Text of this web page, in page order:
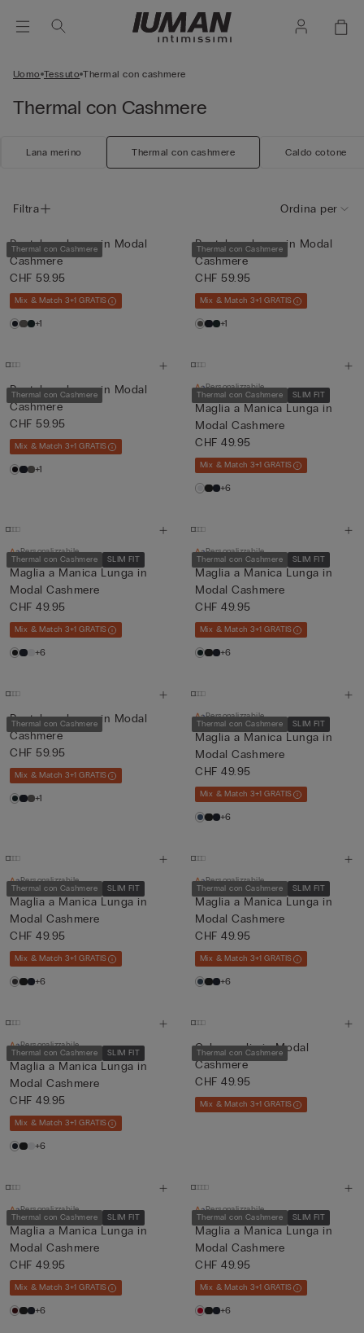
Uomo Tessuto Thermal con cashmere
Thermal con Cashmere
Lana merino Thermal con cashmere Caldo cotone
Filtra Ordina per
Thermal con Cashmere
Pantalone lungo in Modal
Cashmere
CHF 59.95
Mix & Match 3+1 GRATIS
+1
Thermal con Cashmere
Pantalone lungo in Modal
Cashmere
CHF 59.95
Mix & Match 3+1 GRATIS
+1
Thermal con Cashmere
Pantalone lungo in Modal
Cashmere
CHF 59.95
Mix & Match 3+1 GRATIS
+1
Thermal con Cashmere SLIM FIT
Personalizzabile
Maglia a Manica Lunga in
Modal Cashmere
CHF 49.95
Mix & Match 3+1 GRATIS
+6
Thermal con Cashmere SLIM FIT
Personalizzabile
Maglia a Manica Lunga in
Modal Cashmere
CHF 49.95
Mix & Match 3+1 GRATIS
+6
Thermal con Cashmere SLIM FIT
Personalizzabile
Maglia a Manica Lunga in
Modal Cashmere
CHF 49.95
Mix & Match 3+1 GRATIS
+6
Thermal con Cashmere
Pantalone lungo in Modal
Cashmere
CHF 59.95
Mix & Match 3+1 GRATIS
+1
Thermal con Cashmere SLIM FIT
Personalizzabile
Maglia a Manica Lunga in
Modal Cashmere
CHF 49.95
Mix & Match 3+1 GRATIS
+6
Thermal con Cashmere SLIM FIT
Personalizzabile
Maglia a Manica Lunga in
Modal Cashmere
CHF 49.95
Mix & Match 3+1 GRATIS
+6
Thermal con Cashmere SLIM FIT
Personalizzabile
Maglia a Manica Lunga in
Modal Cashmere
CHF 49.95
Mix & Match 3+1 GRATIS
+6
Thermal con Cashmere SLIM FIT
Personalizzabile
Maglia a Manica Lunga in
Modal Cashmere
CHF 49.95
Mix & Match 3+1 GRATIS
+6
Thermal con Cashmere
Calzamaglia in Modal
Cashmere
CHF 49.95
Mix & Match 3+1 GRATIS
Thermal con Cashmere SLIM FIT
Personalizzabile
Maglia a Manica Lunga in
Modal Cashmere
CHF 49.95
Mix & Match 3+1 GRATIS
+6
Thermal con Cashmere SLIM FIT
Personalizzabile
Maglia a Manica Lunga in
Modal Cashmere
CHF 49.95
Mix & Match 3+1 GRATIS
+6